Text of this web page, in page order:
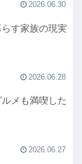
2026.06.30
す家族の現実
2026.06.28
メも満喫した
2026.06.27